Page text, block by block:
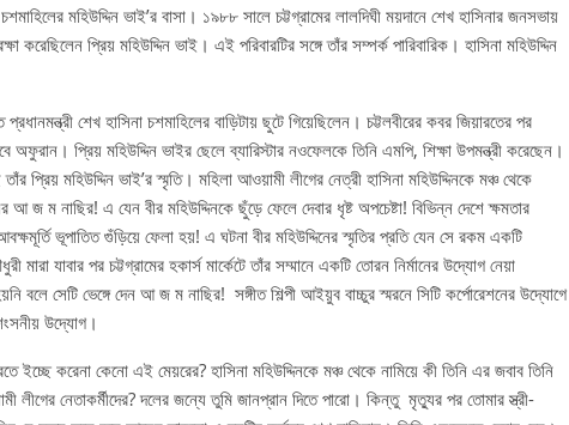
মহিউদ্দিন ভাই’র বাসা। ১৯৮৮ সালে চট্টগ্রামের লালদিঘী ময়দানে শেখ হাসিনার জনসভায়
করেছিলেন প্রিয় মহিউদ্দিন ভাই। এই পরিবারটির সঙ্গে তাঁর সম্পর্ক পারিবারিক। হাসিনা মহিউদ্দিন
শেখ হাসিনা চশমাহিলের বাড়িটায় ছুটে গিয়েছিলেন। চট্টলবীরের কবর জিয়ারতের পর
অফুরান। প্রিয় মহিউদ্দিন ভাইর ছেলে ব্যারিস্টার নওফেলকে তিনি এমপি, শিক্ষা উপমন্ত্রী করেছেন।
তাঁর প্রিয় মহিউদ্দিন ভাই’র স্মৃতি। মহিলা আওয়ামী লীগের নেত্রী হাসিনা মহিউদ্দিনকে মঞ্চ থেকে
আ জ ম নাছির! এ যেন বীর মহিউদ্দিনকে ছুঁড়ে ফেলে দেবার ধৃষ্ট অপচেষ্টা! বিভিন্ন দেশে ক্ষমতার
ভূপাতিত গুঁড়িয়ে ফেলা হয়! এ ঘটনা বীর মহিউদ্দিনের স্মৃতির প্রতি যেন সে রকম একটি
যাবার পর চট্টগ্রামের হকার্স মার্কেটে তাঁর সম্মানে একটি তোরন নির্মানের উদ্যোগ নেয়া
বলে সেটি ভেঙ্গে দেন আ জ ম নাছির! সঙ্গীত শিল্পী আইয়ুব বাচ্চুর স্মরনে সিটি কর্পোরেশনের উদ্যোগে
উদ্যোগ।
ইচ্ছে করেনা কেনো এই মেয়রের? হাসিনা মহিউদ্দিনকে মঞ্চ থেকে নামিয়ে কী তিনি এর জবাব তিনি
লীগের নেতাকর্মীদের? দলের জন্যে তুমি জানপ্রান দিতে পারো। কিন্তু মৃত্যুর পর তোমার স্ত্রী-